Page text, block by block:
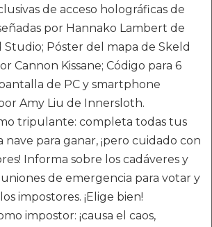
de acceso holográficas de
por Hannako Lambert de
Studio; Póster del mapa de Skeld
Cannon Kissane; Código para 6
de PC y smartphone
Amy Liu de Innersloth.
tripulante: completa todas tus
nave para ganar, ¡pero cuidado con
Informa sobre los cadáveres y
de emergencia para votar y
impostores. ¡Elige bien!
impostor: ¡causa el caos,